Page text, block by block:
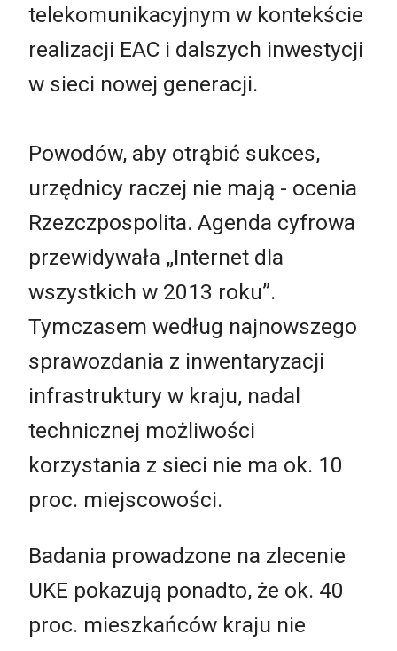
telekomunikacyjnym w kontekście
realizacji EAC i dalszych inwestycji
w sieci nowej generacji.
Powodów, aby otrąbić sukces,
urzędnicy raczej nie mają - ocenia
Rzezczpospolita. Agenda cyfrowa
przewidywała „Internet dla
wszystkich w 2013 roku”.
Tymczasem według najnowszego
sprawozdania z inwentaryzacji
infrastruktury w kraju, nadal
technicznej możliwości
korzystania z sieci nie ma ok. 10
proc. miejscowości.
Badania prowadzone na zlecenie
UKE pokazują ponadto, że ok. 40
proc. mieszkańców kraju nie